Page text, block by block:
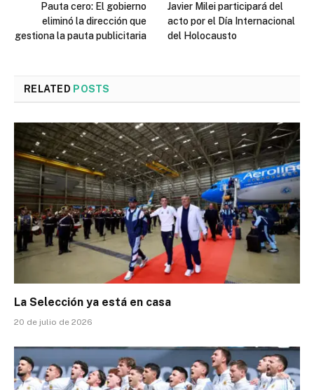
Pauta cero: El gobierno
eliminó la dirección que
gestiona la pauta publicitaria
Javier Milei participará del
acto por el Día Internacional
del Holocausto
RELATED POSTS
La Selección ya está en casa
20 de julio de 2026